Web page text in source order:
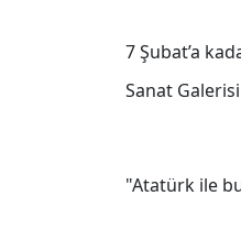
7 Şubat’a
Sanat
"Atatürk ile